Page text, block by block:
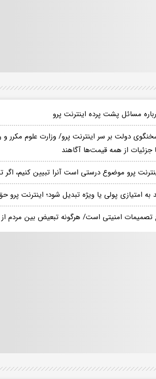
مسائل پشت پرده اینترنت پرو
دولت بر سر اینترنت پرو/ وزارت علوم مکرر و
از همه قیمت‌ها آگاهند
پرو موضوع درستی است آنرا تبیین کنیم،
به امتیازی پولی یا ویژه تبدیل شود؛ اینترنت
تصمیمات امنیتی است/ هرگونه تبعیض بین مردم از